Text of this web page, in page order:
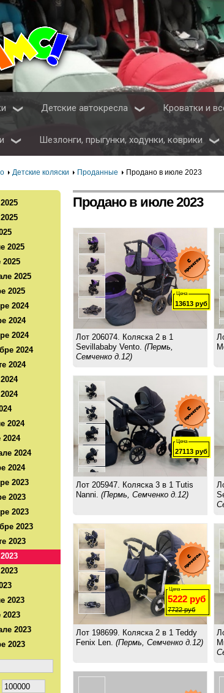
Детские автокресла Кроватки и
Шезлонги, прыгунки, ходунки, коврики
2025
2025
2025
2024
2024
2024
2024
2024
2024
2024
2024
2023
2023
2023
2023
2023
2023
2023
2023
Детские коляски Проданные Продано в июле 2023
Продано в июле 2023
Цена
13613 руб
Лот 206074. Коляска 2 в 1
Sevillababy Vento. (Пермь,
Семченко д.12)
Цена
27113 руб
Лот 205947. Коляска 3 в 1 Tutis
Nanni. (Пермь, Семченко д.12)
Цена
5222 руб
7722руб
Лот 198699. Коляска 2 в 1 Teddy
Fenix Len. (Пермь, Семченко д.12)